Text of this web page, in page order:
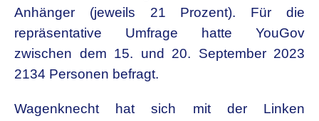
Anhänger (jeweils 21 Prozent). Für die
repräsentative Umfrage hatte YouGov
zwischen dem 15. und 20. September 2023
2134 Personen befragt.
Wagenknecht hat sich mit der Linken